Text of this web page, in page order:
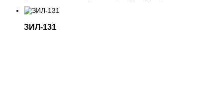
ЗИЛ-131